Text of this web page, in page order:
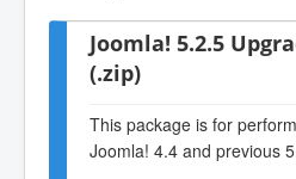
Joomla! 5.2.5
(.zip)
This package is for
Joomla! 4.4 and previous